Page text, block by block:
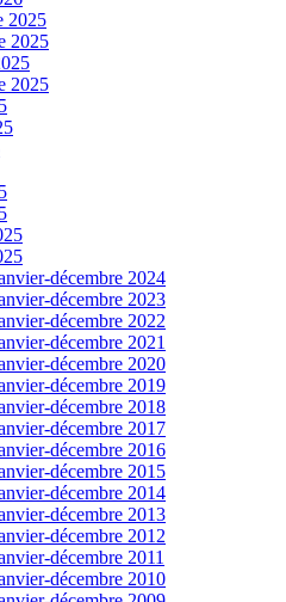
2025
2025
2025
décembre 2024
décembre 2023
décembre 2022
décembre 2021
décembre 2020
décembre 2019
décembre 2018
décembre 2017
décembre 2016
décembre 2015
décembre 2014
décembre 2013
décembre 2012
décembre 2011
décembre 2010